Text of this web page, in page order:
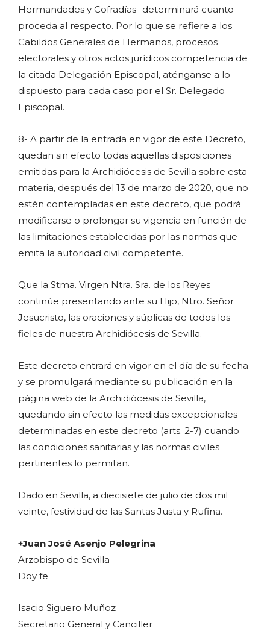
Hermandades y Cofradías- determinará cuanto
proceda al respecto. Por lo que se refiere a los
Cabildos Generales de Hermanos, procesos
electorales y otros actos jurídicos competencia de
la citada Delegación Episcopal, aténganse a lo
dispuesto para cada caso por el Sr. Delegado
Episcopal.
8- A partir de la entrada en vigor de este Decreto,
quedan sin efecto todas aquellas disposiciones
emitidas para la Archidiócesis de Sevilla sobre esta
materia, después del 13 de marzo de 2020, que no
estén contempladas en este decreto, que podrá
modificarse o prolongar su vigencia en función de
las limitaciones establecidas por las normas que
emita la autoridad civil competente.
Que la Stma. Virgen Ntra. Sra. de los Reyes
continúe presentando ante su Hijo, Ntro. Señor
Jesucristo, las oraciones y súplicas de todos los
fieles de nuestra Archidiócesis de Sevilla.
Este decreto entrará en vigor en el día de su fecha
y se promulgará mediante su publicación en la
página web de la Archidiócesis de Sevilla,
quedando sin efecto las medidas excepcionales
determinadas en este decreto (arts. 2-7) cuando
las condiciones sanitarias y las normas civiles
pertinentes lo permitan.
Dado en Sevilla, a diecisiete de julio de dos mil
veinte, festividad de las Santas Justa y Rufina.
+Juan José Asenjo Pelegrina
Arzobispo de Sevilla
Doy fe
Isacio Siguero Muñoz
Secretario General y Canciller